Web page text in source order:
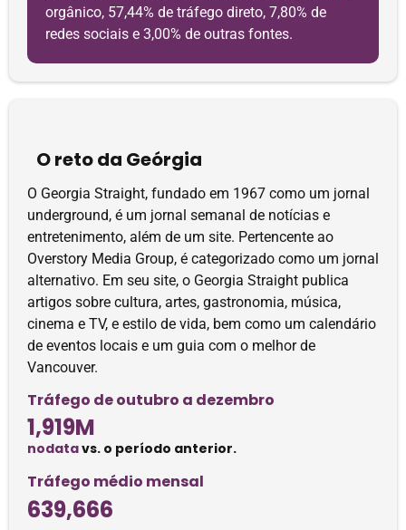
orgânico, 57,44% de tráfego direto, 7,80% de
redes sociais e 3,00% de outras fontes.
O reto da Geórgia
O Georgia Straight, fundado em 1967 como um jornal
underground, é um jornal semanal de notícias e
entretenimento, além de um site. Pertencente ao
Overstory Media Group, é categorizado como um jornal
alternativo. Em seu site, o Georgia Straight publica
artigos sobre cultura, artes, gastronomia, música,
cinema e TV, e estilo de vida, bem como um calendário
de eventos locais e um guia com o melhor de
Vancouver.
Tráfego de outubro a dezembro
1,919M
nodatavs. o período anterior.
Tráfego médio mensal
639,666